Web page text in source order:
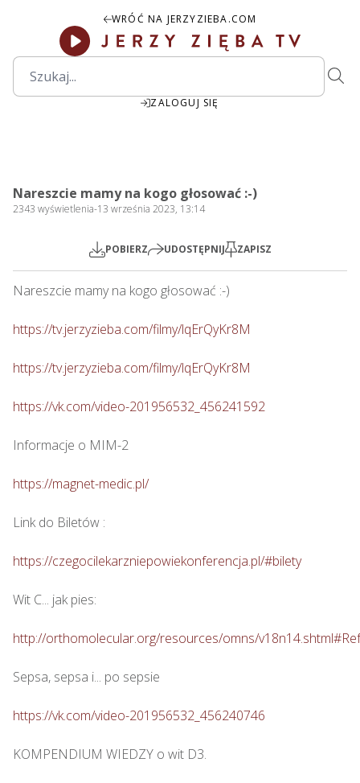
WRÓĆ NA JERZYZIEBA.COM
ZALOGUJ SIĘ
Play
Nareszcie mamy na kogo głosować :-)
2343 wyświetlenia-13 września 2023, 13:14
POBIERZ UDOSTĘPNIJ ZAPISZ
Nareszcie mamy na kogo głosować :-)
https://tv.jerzyzieba.com/filmy/lqErQyKr8M
https://tv.jerzyzieba.com/filmy/lqErQyKr8M
https://vk.com/video-201956532_456241592
Informacje o MIM-2
https://magnet-medic.pl/
Link do Biletów :
https://czegocilekarzniepowiekonferencja.pl/#bilety
Wit C... jak pies:
http://orthomolecular.org/resources/omns/
Sepsa, sepsa i... po sepsie
https://vk.com/video-201956532_456240746
KOMPENDIUM WIEDZY o wit D3.